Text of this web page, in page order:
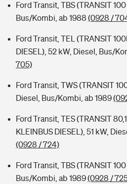
Ford Transit, TBS (TRANSIT
Bus/Kombi, ab 1988 (0928 /
Ford Transit, TEL (TRANSIT
DIESEL), 52 kW, Diesel, Bus/
705)
Ford Transit, TWS (TRANSIT
Diesel, Bus/Kombi, ab 1989
Ford Transit, TES (TRANSIT
KLEINBUS DIESEL), 51 kW,
(0928 / 724)
Ford Transit, TBS (TRANSIT 100
Bus/Kombi, ab 1989(0928 /